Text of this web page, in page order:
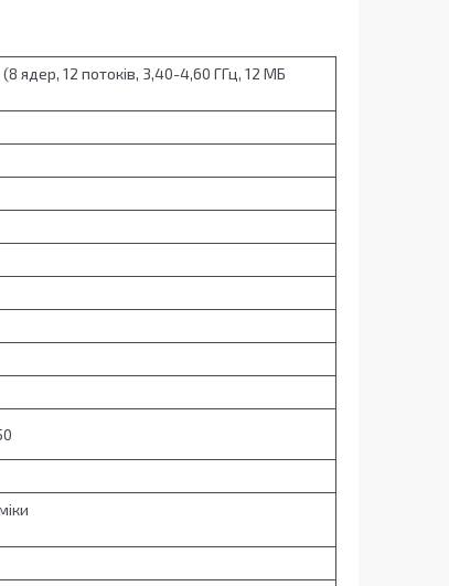
ядер, 12 потоків, 3,40-4,60 ГГц, 12 МБ